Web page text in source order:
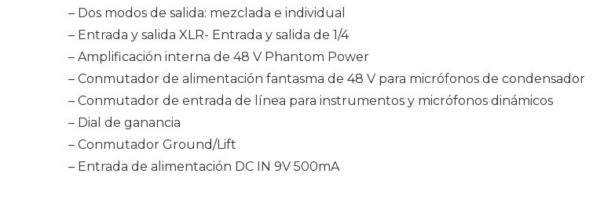
– Dos modos de salida: mezclada e individual
– Entrada y salida XLR- Entrada y salida de 1/4
– Amplificación interna de 48 V Phantom Power
– Conmutador de alimentación fantasma de 48 V para micrófonos de condensador
– Conmutador de entrada de línea para instrumentos y micrófonos dinámicos
– Dial de ganancia
– Conmutador Ground/Lift
– Entrada de alimentación DC IN 9V 500mA